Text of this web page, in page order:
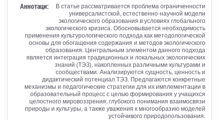
Аннотаци:
В статье рассматривается проблема ограниченности
универсалистской, естественно-научной модели
экологического образования в условиях глобального
экологического кризиса. Обосновывается необходимость
применения культурологического подхода как методологической
основы для обогащения содержания и методов экологического
образования. Центральным элементом данного подхода
является интеграция традиционных и локальных экологических
знаний (ТЭЗ), накопленных различными культурами и
сообществами. Анализируются сущность, ценность и
дидактический потенциал ТЭЗ. Предлагаются конкретные
механизмы и педагогические стратегии для их имплементации в
образовательный процесс с целью формирования у учащихся
целостного мировоззрения, глубокого понимания взаимосвязи
природы и культуры, а также уважения к многообразию моделей
устойчивого природопользования.